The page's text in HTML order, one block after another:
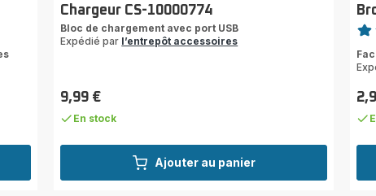
Ajouter au panier
Chargeur CS-10000774
Bloc de chargement avec port USB
Expédié par l’entrepôt accessoires
Prix
9,99 €
En stock
Note
5
Prix